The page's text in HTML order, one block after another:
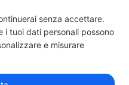
senza accettare.
i tuoi dati personali possono
e misurare